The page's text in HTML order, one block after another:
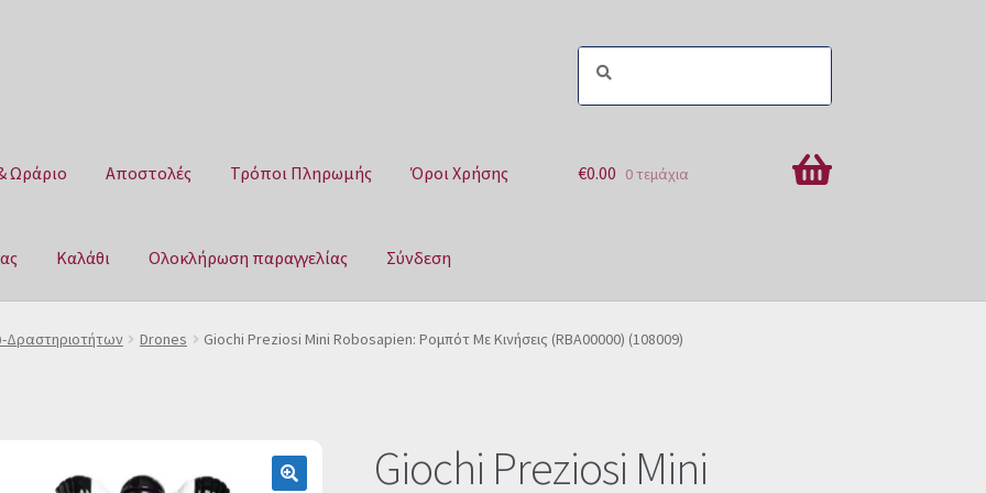
Ωράριο Αποστολές Τρόποι Πληρωμής Όροι Χρήσης
Καλάθι Ολοκλήρωση παραγγελίας Σύνδεση
Τρόποι Πληρωμής Όροι Χρήσης Πολιτική επιστροφών
€0.00 0 τεμάχια
Δραστηριοτήτων Drones Giochi Preziosi Mini Robosapien: Ρομπότ Με Κινήσεις (RBA00000) (108009)
Giochi Preziosi Mini